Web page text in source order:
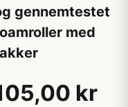
gennemtestet
med
kr